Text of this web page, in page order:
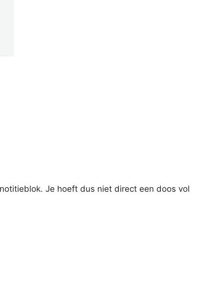
Je hoeft dus niet direct een doos vol